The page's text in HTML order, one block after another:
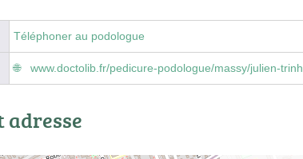
Téléphoner au podologue
www.doctolib.fr/pedicure-podologue/massy/julien-trinh
adresse